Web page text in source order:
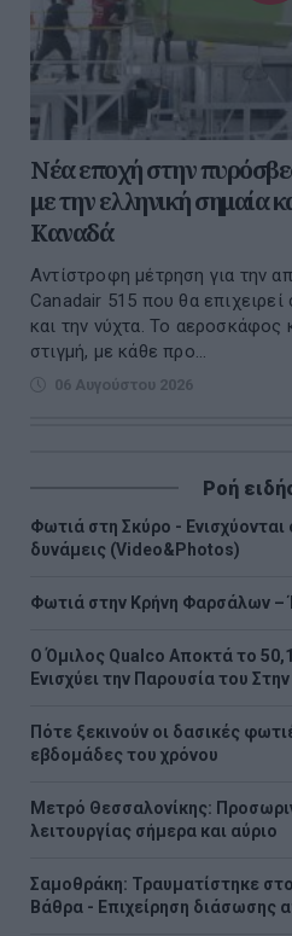
Νέα εποχή στην
με την ελληνική σημαία
Καναδά
Αντίστροφη μέτρηση για την
Canadair 515 που θα
και την νύχτα. Το αεροσκάφος
στιγμή, με κάθε προ...
06 Αυγούστου 2026
Ροή
Φωτιά στη Σκύρο - Ενισχύονται
δυνάμεις (Video&Photos)
Φωτιά στην Κρήνη Φαρσάλων –
Ο Όμιλος Qualco Αποκτά το
Ενισχύει την Παρουσία του
Πότε ξεκινούν οι δασικές
εβδομάδες του χρόνου
Μετρό Θεσσαλονίκης:
λειτουργίας σήμερα και αύριο
Σαμοθράκη: Τραυματίστηκε
Βάθρα - Επιχείρηση διάσωσης